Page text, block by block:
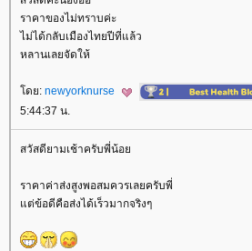
ราคาของไม่ทราบค่ะ
ไม่ได้กลับเมืองไทยปีที่แล้ว
หลานเลยจัดให้
ดย: newyorknurse
5:44:37 น.
สวัสดียามเช้าครับพี่น้อ
ราคาค่าส่งสูงพอสมควรเลยครับพี่
ต่ข้อดีคือส่งได้เร็วมากจริงๆ